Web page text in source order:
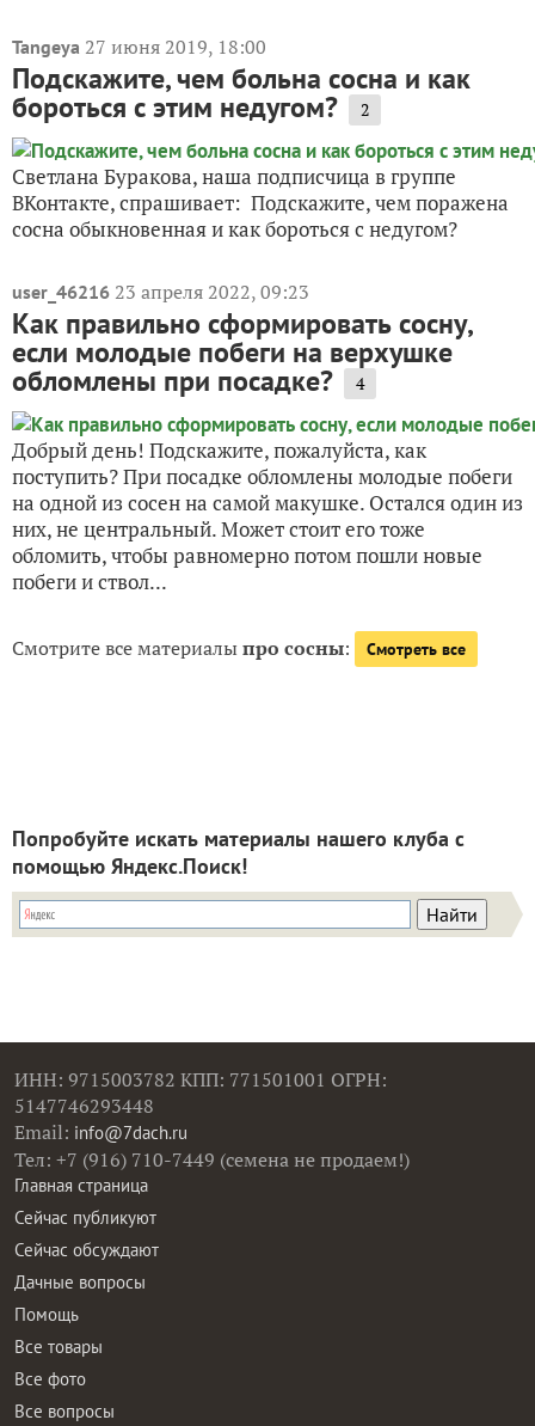
Tangeya 27 июня 2019, 18:00
Подскажите, чем больна сосна и как
бороться с этим недугом? 2
Светлана Буракова, наша подписчица в группе
ВКонтакте, спрашивает: Подскажите, чем поражена
сосна обыкновенная и как бороться с недугом?
user_46216 23 апреля 2022, 09:23
Как правильно сформировать сосну,
если молодые побеги на верхушке
обломлены при посадке? 4
Добрый день! Подскажите, пожалуйста, как
поступить? При посадке обломлены молодые побеги
на одной из сосен на самой макушке. Остался один из
них, не центральный. Может стоит его тоже
обломить, чтобы равномерно потом пошли новые
побеги и ствол...
Смотрите все материалыпро сосны: Смотреть все
Попробуйте искать материалы нашего клуба с
помощью Яндекс.Поиск!
ИНН: 9715003782 КПП: 771501001 ОГРН:
5147746293448
Email: info@7dach.ru
Тел: +7 (916) 710-7449 (семена не продаем!)
Главная страница
Сейчас публикуют
Сейчас обсуждают
Дачные вопросы
Помощь
Все товары
Все фото
Все вопросы